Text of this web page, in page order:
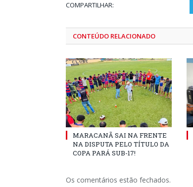
COMPARTILHAR:
CONTEÚDO RELACIONADO
MARACANÃ SAI NA FRENTE
NA DISPUTA PELO TÍTULO DA
COPA PARÁ SUB-17!
Os comentários estão fechados.